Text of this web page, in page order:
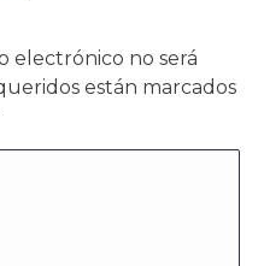
electrónico no será
están marcados